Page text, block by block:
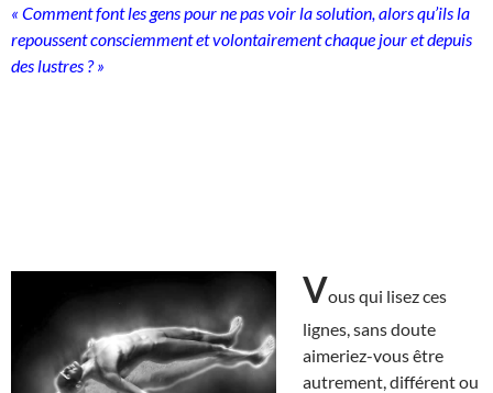
« Comment font les gens pour ne pas voir la solution, alors qu’ils la
repoussent consciemment et volontairement chaque jour et depuis
des lustres ? »
Vous qui lisez ces
lignes, sans doute
aimeriez-vous être
autrement, différent ou